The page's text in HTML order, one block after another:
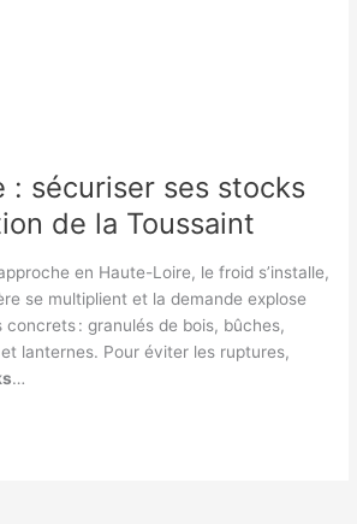
: sécuriser ses stocks
de la Toussaint
en Haute-Loire, le froid s’installe,
se multiplient et la demande explose
: granulés de bois, bûches,
lanternes. Pour éviter les ruptures,
…